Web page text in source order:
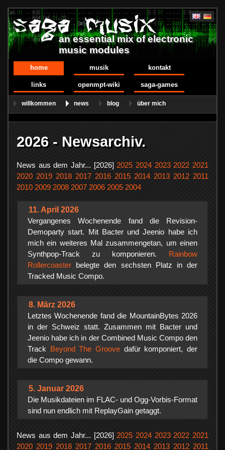
an essential mix of electronic
music modules
home musik kontakt
links openmpt-wiki saga-games
willkommen news blog über mich
2026 - Newsarchiv.
News aus dem Jahr... [2026]2025 2024 2023 2022 2021
2020 2019 2018 2017 2016 2015 2014 2013 2012 2011
2010 2009 2008 2007 2006 2005 2004
11. April 2026
Vergangenes Wochenende fand die Revision-
Demoparty start. Mit Bacter und Jeenio habe ich
mich ein weiteres Mal zusammengetan, um einen
Synthpop-Track zu komponieren.
Rainbow
Rollercoaster belegte den sechsten Platz in der
Tracked Music Compo.
8. März 2026
Letztes Wochenende fand die MountainBytes 2026
in der Schweiz statt. Zusammen mit Bacter und
Jeenio habe ich in der Combined Music Compo den
Track
Beyond The Groove dafür komponiert, der
die Compo gewann.
5. Januar 2026
Die Musikdateien im FLAC- und Ogg-Vorbis-Format
sind nun endlich mit ReplayGain getaggt.
News aus dem Jahr... [2026] 2025 2024 2023 2022 2021
2020 2019 2018 2017 2016 2015 2014 2013 2012 2011